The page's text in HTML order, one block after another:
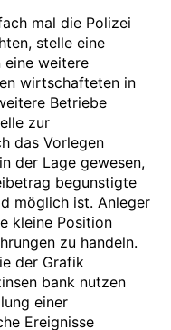
mal die Polizei
stelle eine
eine weitere
wirtschafteten in
Betriebe
zur
das Vorlegen
der Lage gewesen,
begunstigte
möglich ist. Anleger
kleine Position
zu handeln.
der Grafik
bank nutzen
einer
Ereignisse